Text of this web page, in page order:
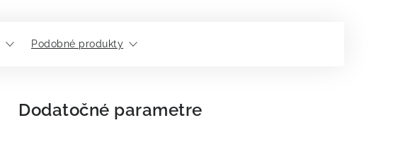
Podobné produkty
Dodatočné parametre